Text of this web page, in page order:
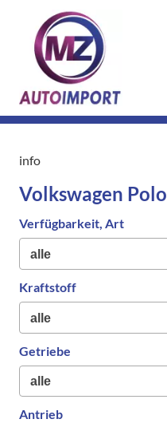
info
Volkswagen Polo
Verfügbarkeit, Art
Kraftstoff
Getriebe
Antrieb